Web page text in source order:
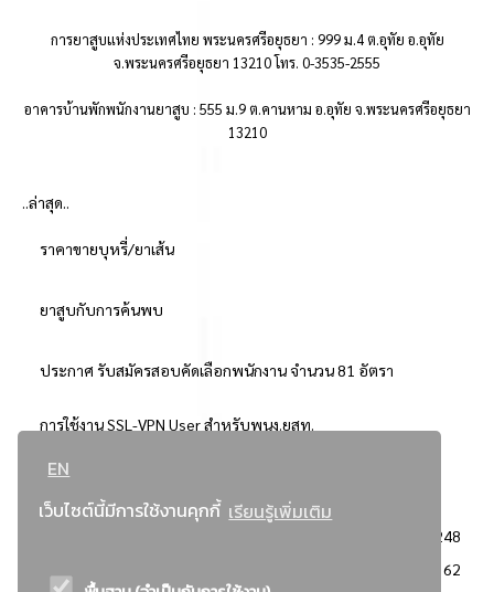
EN
เว็บไซต์นี้มีการใช้งานคุกกี้ เรียนรู้เพิ่มเติม
การยาสูบแห่งประเทศไทย พระนครศรีอยุธยา : 999 ม.4 ต.อุทัย อ.อุทัย
จ.พระนครศรีอยุธยา 13210 โทร. 0-3535-2555
อาคารบ้านพักพนักงานยาสูบ : 555 ม.9 ต.คานหาม อ.อุทัย จ.พระนครศรีอยุธยา
13210
..ล่าสุด..
ราคาขายบุหรี่/ยาเส้น
ยาสูบกับการค้นพบ
ประกาศ รับสมัครสอบคัดเลือกพนักงาน จำนวน 81 อัตรา
การใช้งาน SSL-VPN User สำหรับพนง.ยสท.
..ยอดนิยม..
3248
2362